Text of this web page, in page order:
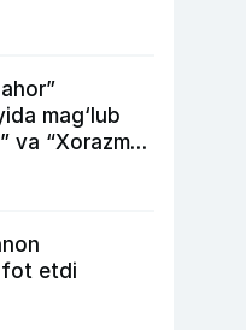
mag‘lub
va “Xorazm”
etdi